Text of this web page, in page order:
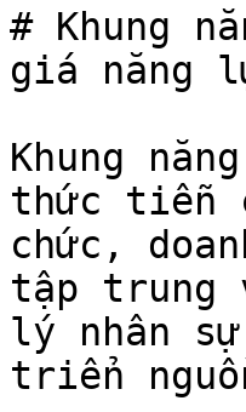
# Khung
giá năng
Khung
thức tiễn
chức,
tập trung
lý nhân
triển